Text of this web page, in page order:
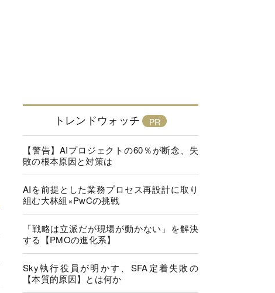
トレンドウォッチ
【警告】AIプロジェクトの60％が断念、失
敗の根本原因と対策は
AIを前提とした業務プロセス再設計に取り
組む大林組×PwCの挑戦
「戦略は立派だが現場が動かない」を解決
する【PMOの進化系】
Sky執行役員が明かす、SFA定着失敗の
【本質的原因】とは何か